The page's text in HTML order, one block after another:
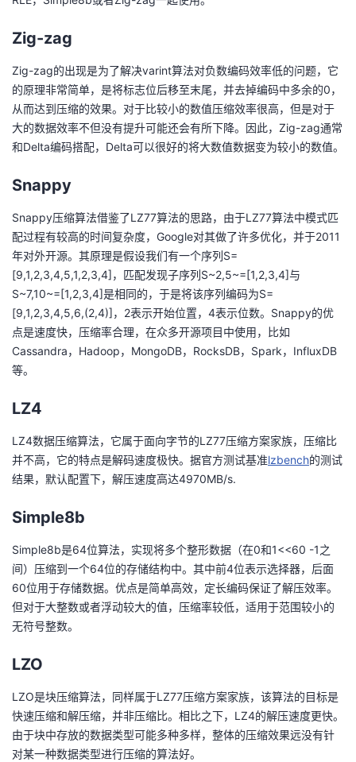
Zig-zag
Zig-zag的出现是为了解决varint算法对负数编码效率低的问题，它
的原理非常简单，是将标志位后移至末尾，并去掉编码中多余的0，
从而达到压缩的效果。对于比较小的数值压缩效率很高，但是对于
大的数据效率不但没有提升可能还会有所下降。因此，Zig-zag通常
和Delta编码搭配，Delta可以很好的将大数值数据变为较小的数值。
Snappy
Snappy压缩算法借鉴了LZ77算法的思路，由于LZ77算法中模式匹
配过程有较高的时间复杂度，Google对其做了许多优化，并于2011
年对外开源。其原理是假设我们有一个序列S=
[9,1,2,3,4,5,1,2,3,4]，匹配发现子序列S~2,5~=[1,2,3,4]与
S~7,10~=[1,2,3,4]是相同的，于是将该序列编码为S=
[9,1,2,3,4,5,6,(2,4)]，2表示开始位置，4表示位数。Snappy的优
点是速度快，压缩率合理，在众多开源项目中使用，比如
Cassandra，Hadoop，MongoDB，RocksDB，Spark，InfluxDB
等。
LZ4
LZ4数据压缩算法，它属于面向字节的LZ77压缩方案家族，压缩比
并不高，它的特点是解码速度极快。据官方测试基准lzbench的测试
结果，默认配置下，解压速度高达4970MB/s.
Simple8b
Simple8b是64位算法，实现将多个整形数据（在0和1<<60 -1之
间）压缩到一个64位的存储结构中。其中前4位表示选择器，后面
60位用于存储数据。优点是简单高效，定长编码保证了解压效率。
但对于大整数或者浮动较大的值，压缩率较低，适用于范围较小的
无符号整数。
LZO
LZO是块压缩算法，同样属于LZ77压缩方案家族，该算法的目标是
快速压缩和解压缩，并非压缩比。相比之下，LZ4的解压速度更快。
由于块中存放的数据类型可能多种多样，整体的压缩效果远没有针
对某一种数据类型进行压缩的算法好。